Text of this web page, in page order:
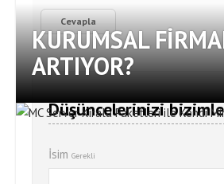
KURUMSAL
ARTIYOR?
Cevapla
Düşüncelerinizi bizimle
İsim Gerekli